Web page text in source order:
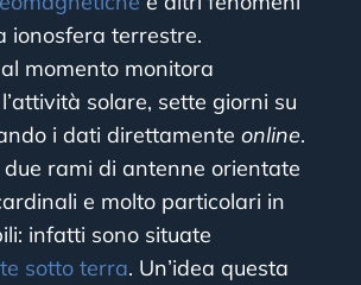
ionosfera terrestre.
momento monitora
solare, sette giorni su
i dati direttamente online.
due rami di antenne orientate
e molto particolari in
infatti sono situate
sotto terra. Un’idea questa